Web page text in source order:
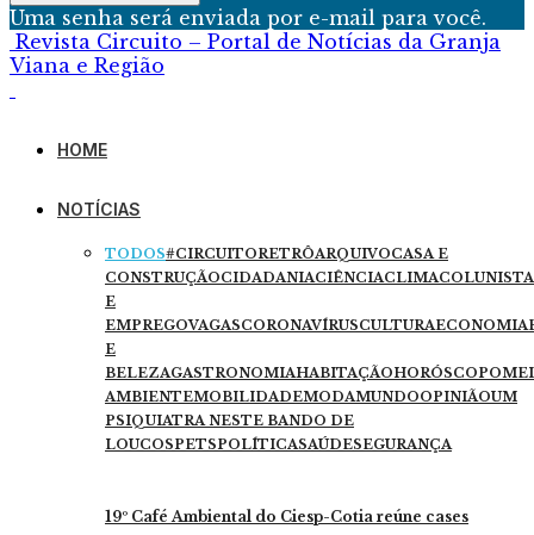
Uma senha será enviada por e-mail para você.
Revista Circuito – Portal de Notícias da Granja
Viana e Região
HOME
NOTÍCIAS
TODOS#CIRCUITORETRÔARQUIVOCASA E
CONSTRUÇÃOCIDADANIACIÊNCIACLIMA
E
EMPREGOVAGASCORONAVÍRUSCULTURAECONOMIA
E
BELEZAGASTRONOMIAHABITAÇÃOHORÓSCOPO
AMBIENTEMOBILIDADEMODAMUNDOOPINIÃOUM
PSIQUIATRA NESTE BANDO DE
LOUCOSPETSPOLÍTICASAÚDESEGURANÇA
19º Café Ambiental do Ciesp-Cotia reúne cases